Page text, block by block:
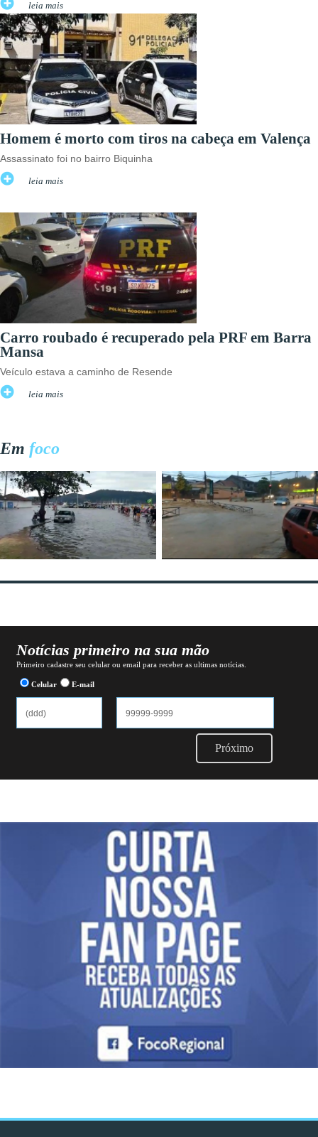
leia mais
Homem é morto com tiros na cabeça em Valença
Assassinato foi no bairro Biquinha
leia mais
Carro roubado é recuperado pela PRF em Barra
Mansa
Veículo estava a caminho de Resende
leia mais
Em foco
Notícias primeiro na sua mão
Primeiro cadastre seu celular ou email para receber as ultimas notícias.
Celular E-mail
Próximo